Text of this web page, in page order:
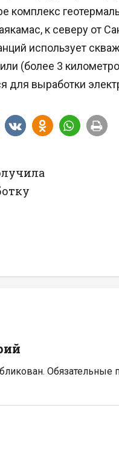
комплекс
к северу от
использует
(более 3
для выработки
Обязательные